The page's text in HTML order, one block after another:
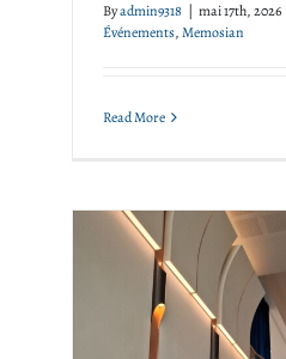
Byadmin9318 | mai 17th, 2026
Événements,Memosian
Read More